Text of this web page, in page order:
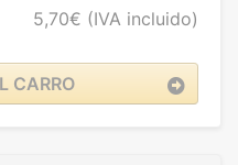
5,70€ (IVA incluido)
CARRO